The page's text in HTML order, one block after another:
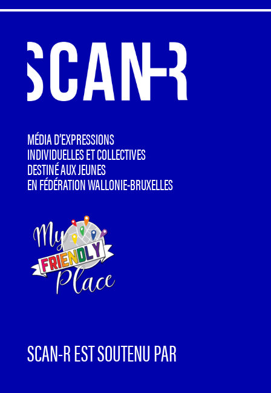
MÉDIA D’EXPRESSIONS
INDIVIDUELLES ET COLLECTIVES
DESTINÉ AUX JEUNES
EN FÉDÉRATION WALLONIE-BRUXELLES
SCAN-R EST SOUTENU PAR